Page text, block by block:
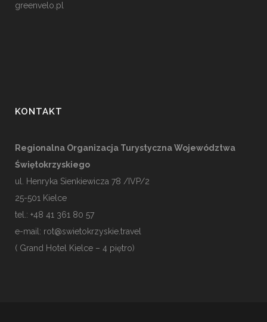
greenvelo.pl
KONTAKT
Regionalna Organizacja Turystyczna Województwa
Świętokrzyskiego
ul. Henryka Sienkiewicza 78 /IVP/2
25-501 Kielce
tel.: +48 41 361 80 57
e-mail: rot@swietokrzyskie.travel
( Grand Hotel Kielce – 4 piętro)